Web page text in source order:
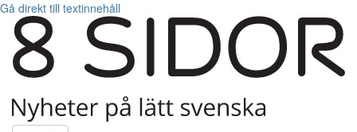
Gå direkt till textinnehåll